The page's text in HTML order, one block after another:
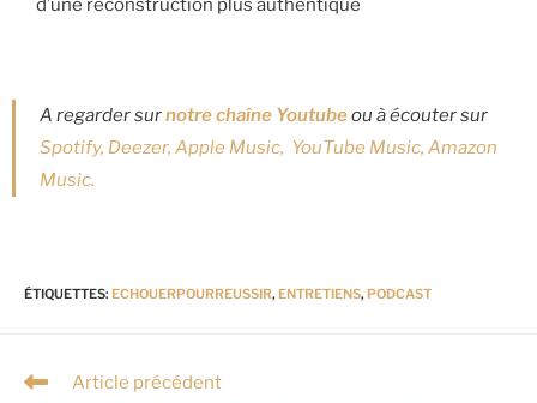
d’une reconstruction plus authentique
A regarder surnotre chaîne Youtubeou à écouter sur
Spotify, Deezer, Apple Music, YouTube Music, Amazon
Music.
ÉTIQUETTES: ECHOUERPOURREUSSIR, ENTRETIENS, PODCAST
Article précédent